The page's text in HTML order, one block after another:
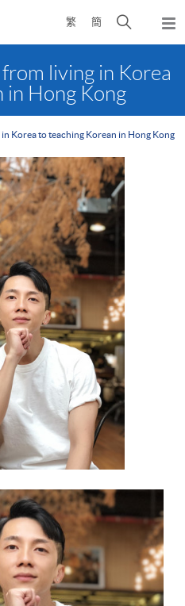
繁 簡
Open
search
living in Korea
in Hong Kong
Korea to teaching Korean in Hong Kong